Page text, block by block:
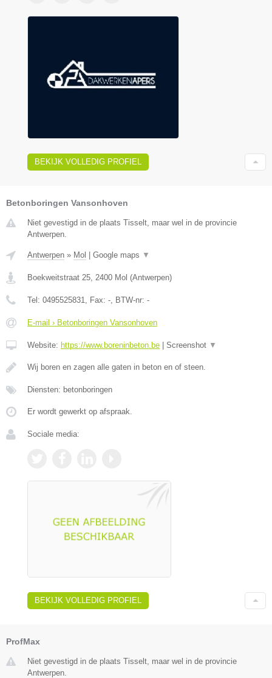
BEKIJK VOLLEDIG PROFIEL
Betonboringen Vansonhoven
Niet gevestigd in de plaats Tisselt, maar wel in de provincie
Antwerpen.
Antwerpen » Mol Google maps ▼
Boekweitstraat 25, 2400 Mol (Antwerpen)
Tel: 0495525831, Fax: -, BTW-nr: -
E-mail › Betonboringen Vansonhoven
Website: https://www.boreninbeton.be Screenshot ▼
Wij boren en zagen alle gaten in beton en of steen.
Diensten: betonboringen
Er wordt gewerkt op afspraak.
Sociale media:
BEKIJK VOLLEDIG PROFIEL
ProfMax
Niet gevestigd in de plaats Tisselt, maar wel in de provincie
Antwerpen.